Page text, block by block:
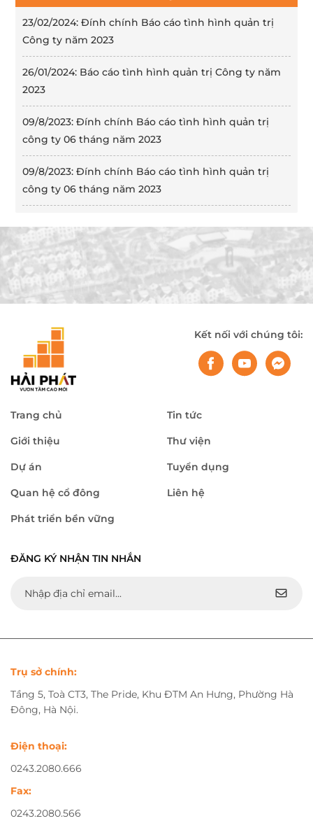
23/02/2024: Đính chính Báo cáo tình hình quản trị
Công ty năm 2023
26/01/2024: Báo cáo tình hình quản trị Công ty năm
2023
09/8/2023: Đính chính Báo cáo tình hình quản trị
công ty 06 tháng năm 2023
09/8/2023: Đính chính Báo cáo tình hình quản trị
công ty 06 tháng năm 2023
Kết nối với chúng tôi:
Trang chủ
Giới thiệu
Dự án
Quan hệ cổ đông
Phát triển bền vững
Tin tức
Thư viện
Tuyển dụng
Liên hệ
ĐĂNG KÝ NHẬN TIN NHẮN
Trụ sở chính:
Tầng 5, Toà CT3, The Pride, Khu ĐTM An Hưng, Phường Hà
Đông, Hà Nội.
Điện thoại:
0243.2080.666
Fax:
0243.2080.566